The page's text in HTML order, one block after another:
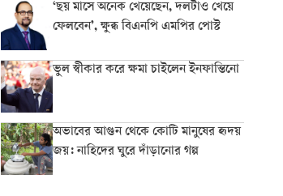
‘ছয় মাসে অনেক খেয়েছেন, দলটাও খেয়ে
ফেলবেন’, ক্ষুব্ধ বিএনপি এমপির পোস্ট
ভুল স্বীকার করে ক্ষমা চাইলেন ইনফান্তিনো
অভাবের আগুন থেকে কোটি মানুষের হৃদয়
জয়: নাহিদের ঘুরে দাঁড়ানোর গল্প